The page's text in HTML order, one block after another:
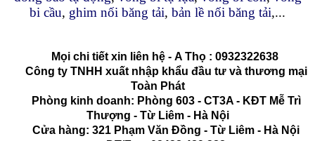
bi cầu, ghim nối băng tải, bản lề nối băng tải,...
Mọi chi tiết xin liên hệ - A Thọ : 0932322638
Công ty TNHH xuất nhập khẩu đầu tư và thương mại
Toàn Phát
Phòng kinh doanh: Phòng 603 - CT3A - KĐT Mễ Trì
Thượng - Từ Liêm - Hà Nội
Cửa hàng: 321 Phạm Văn Đồng - Từ Liêm - Hà Nội